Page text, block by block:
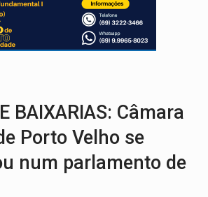
Após quase 30 anos de espera, asfalto chega ao
Coreografia de Rondônia estreia na programação do Festival de
BAIXARIAS: Câmara
Porto Velho se
num parlamento de